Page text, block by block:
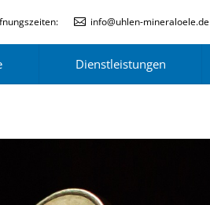
info@uhlen-mineraloele.de
Dienstleistungen